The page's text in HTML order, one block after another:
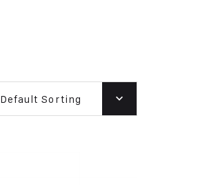
Default Sorting